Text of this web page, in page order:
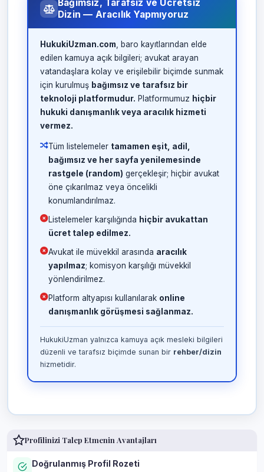
Bağımsız, Tarafsız ve Ücretsiz
Dizin — Aracılık Yapmıyoruz
HukukiUzman.com , baro kayıtlarından elde
edilen kamuya açık bilgileri; avukat arayan
vatandaşlara kolay ve erişilebilir biçimde sunmak
için kurulmuş bağımsız ve tarafsız bir
teknoloji platformudur. Platformumuz hiçbir
hukuki danışmanlık veya aracılık hizmeti
vermez.
Tüm listelemeler tamamen eşit, adil,
bağımsız ve her sayfa yenilemesinde
rastgele (random) gerçekleşir; hiçbir avukat
öne çıkarılmaz veya öncelikli
konumlandırılmaz.
Listelemeler karşılığında hiçbir avukattan
ücret talep edilmez.
Avukat ile müvekkil arasında aracılık
yapılmaz; komisyon karşılığı müvekkil
yönlendirilmez.
Platform altyapısı kullanılarak online
danışmanlık görüşmesi sağlanmaz.
HukukiUzman yalnızca kamuya açık mesleki bilgileri
düzenli ve tarafsız biçimde sunan bir rehber/dizin
hizmetidir.
Profilinizi Talep Etmenin Avantajları
Doğrulanmış Profil Rozeti